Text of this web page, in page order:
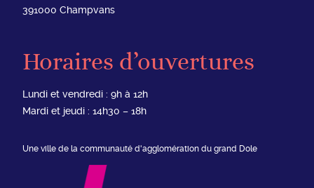
391000 Champvans
Horaires d’ouvertures
Lundi et vendredi : 9h à 12h
Mardi et jeudi : 14h30 – 18h
Une ville de la communauté d'agglomération du grand Dole